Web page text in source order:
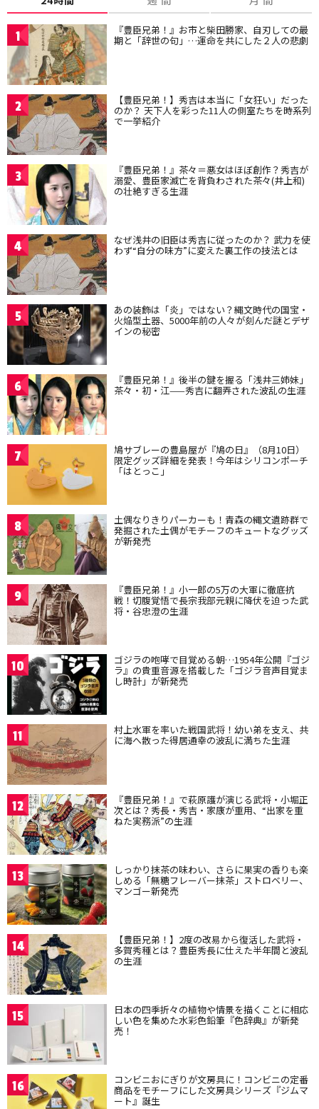
1 『豊臣兄弟！』お市と柴田勝家、自刃しての最
期と「辞世の句」…運命を共にした２人の悲劇
2 【豊臣兄弟！】秀吉は本当に「女狂い」だった
のか？ 天下人を彩った11人の側室たちを時系列
で一挙紹介
3 『豊臣兄弟！』茶々＝悪女はほぼ創作？秀吉が
溺愛、豊臣家滅亡を背負わされた茶々(井上和)
の壮絶すぎる生涯
4 なぜ浅井の旧臣は秀吉に従ったのか？ 武力を使
わず“自分の味方”に変えた裏工作の技法とは
5 あの装飾は「炎」ではない？縄文時代の国宝・
火焔型土器、5000年前の人々が刻んだ謎とデザ
インの秘密
6 『豊臣兄弟！』後半の鍵を握る「浅井三姉妹」
茶々・初・江——秀吉に翻弄された波乱の生涯
7 鳩サブレーの豊島屋が『鳩の日』（8月10日）
限定グッズ詳細を発表！今年はシリコンポーチ
「はとっこ」
8 土偶なりきりパーカーも！青森の縄文遺跡群で
発掘された土偶がモチーフのキュートなグッズ
が新発売
9 『豊臣兄弟！』小一郎の5万の大軍に徹底抗
戦！切腹覚悟で長宗我部元親に降伏を迫った武
将・谷忠澄の生涯
10 ゴジラの咆哮で目覚める朝…1954年公開『ゴジ
ラ』の貴重音源を搭載した「ゴジラ音声目覚ま
し時計」が新発売
11 村上水軍を率いた戦国武将！幼い弟を支え、共
に海へ散った得居通幸の波乱に満ちた生涯
12 『豊臣兄弟！』で萩原護が演じる武将・小堀正
次とは？秀長・秀吉・家康が重用、“出家を重
ねた実務派”の生涯
13 しっかり抹茶の味わい、さらに果実の香りも楽
しめる「無糖フレーバー抹茶」ストロベリー、
マンゴー新発売
14 【豊臣兄弟！】2度の改易から復活した武将・
多賀秀種とは？豊臣秀長に仕えた半年間と波乱
の生涯
15 日本の四季折々の植物や情景を描くことに相応
しい色を集めた水彩色鉛筆『色辞典』が新発
売！
16 コンビニおにぎりが文房具に！コンビニの定番
商品をモチーフにした文房具シリーズ『ジムマ
ート』誕生